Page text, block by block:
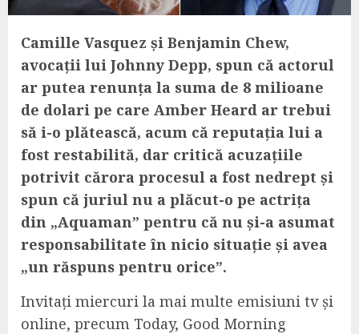
Camille Vasquez și Benjamin Chew,
avocații lui Johnny Depp, spun că actorul
ar putea renunța la suma de 8 milioane
de dolari pe care Amber Heard ar trebui
să i-o plătească, acum că reputația lui a
fost restabilită, dar critică acuzațiile
potrivit cărora procesul a fost nedrept și
spun că juriul nu a plăcut-o pe actrița
din „Aquaman” pentru că nu și-a asumat
responsabilitate în nicio situație și avea
„un răspuns pentru orice”.
Invitați miercuri la mai multe emisiuni tv și
online, precum Today, Good Morning